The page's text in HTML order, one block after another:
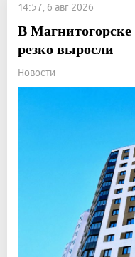
14:57, 6 авг 2026
В
резко выросли
Новости